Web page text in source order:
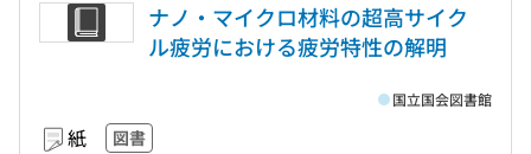
ナノ・マイクロ材料の超高サイク
ル疲労における疲労特性の解明
紙 図書
国立国会図書館